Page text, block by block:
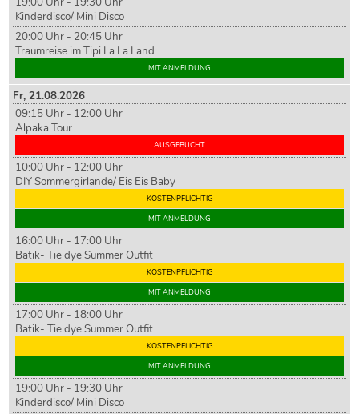
Kinderdisco/ Mini Disco
20:00 Uhr - 20:45 Uhr
Traumreise im Tipi La La Land
MIT ANMELDUNG
Fr,21.08.2026
09:15 Uhr - 12:00 Uhr
Alpaka Tour
AUSGEBUCHT
10:00 Uhr - 12:00 Uhr
DIY Sommergirlande/ Eis Eis Baby
KOSTENPFLICHTIG
MIT ANMELDUNG
16:00 Uhr - 17:00 Uhr
Batik- Tie dye Summer Outfit
KOSTENPFLICHTIG
MIT ANMELDUNG
17:00 Uhr - 18:00 Uhr
Batik- Tie dye Summer Outfit
KOSTENPFLICHTIG
MIT ANMELDUNG
19:00 Uhr - 19:30 Uhr
Kinderdisco/ Mini Disco